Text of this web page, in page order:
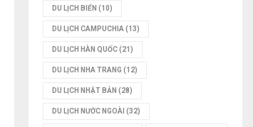
DU LỊCH BIỂN (10)
DU LỊCH CAMPUCHIA (13)
DU LỊCH HÀN QUỐC(21)
DU LỊCH NHA TRANG (12)
DU LỊCH NHẬT BẢN (28)
DU LỊCH NƯỚC NGOÀI (32)